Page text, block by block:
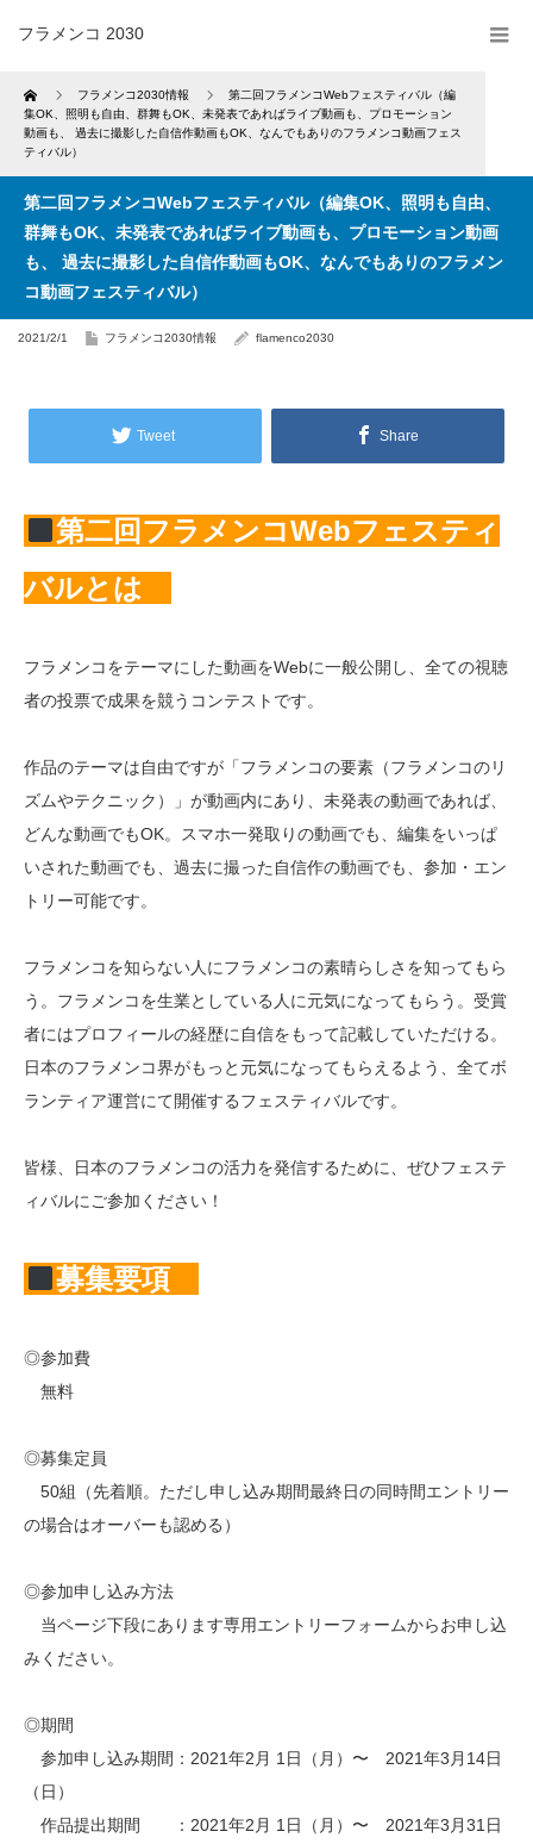
フラメンコ 2030
Home フラメンコ2030情報
第二回フラメンコWebフェスティバル（編
集OK、照明も自由、群舞もOK、未発表であればライブ動画も、プロモーション
動画も、 過去に撮影した自信作動画もOK、なんでもありのフラメンコ動画フェス
ティバル）
第二回フラメンコWebフェスティバル（編集OK、照明も自由、
群舞もOK、未発表であればライブ動画も、プロモーション動画
も、 過去に撮影した自信作動画もOK、なんでもありのフラメン
コ動画フェスティバル）
2021/2/1 フラメンコ2030情報 flamenco2030
Tweet Share
第二回フラメンコWebフェスティ
バルとは
フラメンコをテーマにした動画をWebに一般公開し、全ての視聴
者の投票で成果を競うコンテストです。
作品のテーマは自由ですが「フラメンコの要素（フラメンコのリ
ズムやテクニック）」が動画内にあり、未発表の動画であれば、
どんな動画でもOK。スマホ一発取りの動画でも、編集をいっぱ
いされた動画でも、過去に撮った自信作の動画でも、参加・エン
トリー可能です。
フラメンコを知らない人にフラメンコの素晴らしさを知ってもら
う。フラメンコを生業としている人に元気になってもらう。受賞
者にはプロフィールの経歴に自信をもって記載していただける。
日本のフラメンコ界がもっと元気になってもらえるよう、全てボ
ランティア運営にて開催するフェスティバルです。
皆様、日本のフラメンコの活力を発信するために、ぜひフェステ
ィバルにご参加ください！
募集要項
◎参加費
無料
◎募集定員
50組（先着順。ただし申し込み期間最終日の同時間エントリー
の場合はオーバーも認める）
◎参加申し込み方法
当ページ下段にあります専用エントリーフォームからお申し込
みください。
◎期間
参加申し込み期間：2021年2月 1日（月）〜 2021年3月14日
（日）
作品提出期間 ：2021年2月 1日（月）〜 2021年3月31日